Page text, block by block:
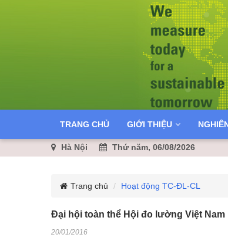
TRANG CHỦ GIỚI THIỆU
Hà Nội Thứ năm, 06/08/2026
Trang chủ Hoạt động TC-ĐL-CL
Đại hội toàn thể Hội đo lường Việt Nam
20/01/2016